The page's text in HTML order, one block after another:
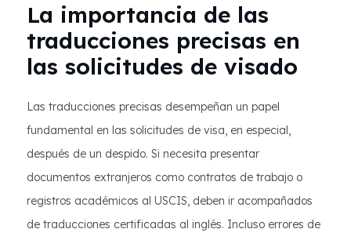
La importancia de las
traducciones precisas en
las solicitudes de visado
Las traducciones precisas desempeñan un papel
fundamental en las solicitudes de visa, en especial,
después de un despido. Si necesita presentar
documentos extranjeros como contratos de trabajo o
registros académicos al USCIS, deben ir acompañados
de traducciones certificadas al inglés. Incluso errores de